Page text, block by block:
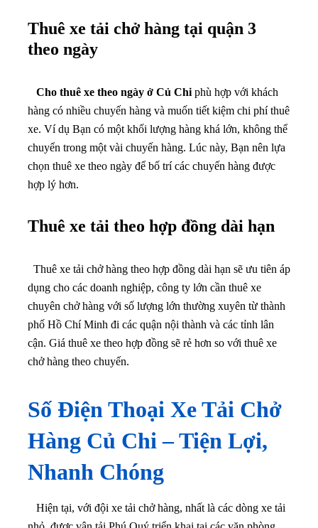
Thuê xe tải chở hàng tại quận 3
theo ngày
Cho thuê xe theo ngày ở Củ Chiphù hợp với khách
hàng có nhiều chuyến hàng và muốn tiết kiệm chi phí thuê
xe. Ví dụ Bạn có một khối lượng hàng khá lớn, không thể
chuyển trong một vài chuyến hàng. Lúc này, Bạn nên lựa
chọn thuê xe theo ngày để bố trí các chuyến hàng được
hợp lý hơn.
Thuê xe tải theo hợp đồng dài hạn
Thuê xe tải chở hàng theo hợp đồng dài hạn sẽ ưu tiên áp
dụng cho các doanh nghiệp, công ty lớn cần thuê xe
chuyên chở hàng với số lượng lớn thường xuyên từ thành
phố Hồ Chí Minh đi các quận nội thành và các tỉnh lân
cận. Giá thuê xe theo hợp đồng sẽ rẻ hơn so với thuê xe
chở hàng theo chuyến.
Số Điện Thoại Xe Tải Chở
Hàng Củ Chi – Tiện Lợi,
Nhanh Chóng
Hiện tại, với đội xe tải chở hàng, nhất là các dòng xe tải